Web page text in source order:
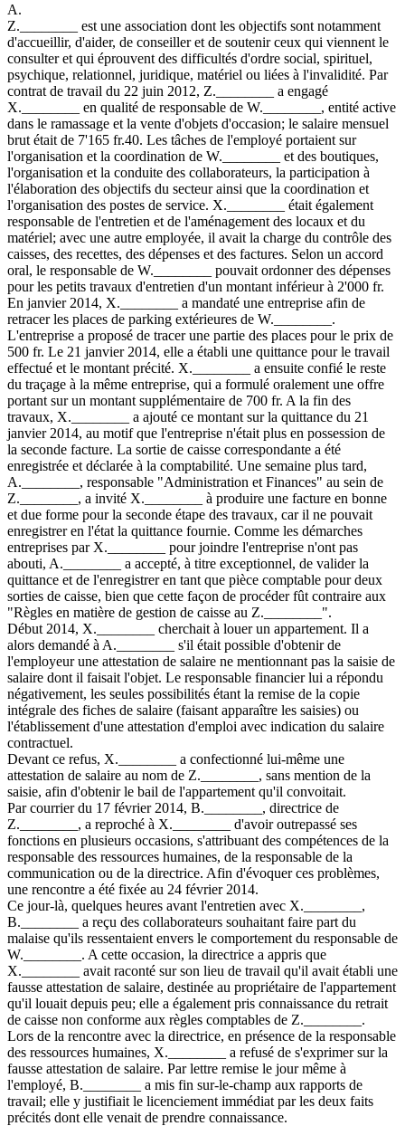
A.
Z.________ est une association dont les objectifs sont notamment
d'accueillir, d'aider, de conseiller et de soutenir ceux qui viennent le
consulter et qui éprouvent des difficultés d'ordre social, spirituel,
psychique, relationnel, juridique, matériel ou liées à l'invalidité. Par
contrat de travail du 22 juin 2012, Z.________ a engagé
X.________ en qualité de responsable de W.________, entité active
dans le ramassage et la vente d'objets d'occasion; le salaire mensuel
brut était de 7'165 fr.40. Les tâches de l'employé portaient sur
l'organisation et la coordination de W.________ et des boutiques,
l'organisation et la conduite des collaborateurs, la participation à
l'élaboration des objectifs du secteur ainsi que la coordination et
l'organisation des postes de service. X.________ était également
responsable de l'entretien et de l'aménagement des locaux et du
matériel; avec une autre employée, il avait la charge du contrôle des
caisses, des recettes, des dépenses et des factures. Selon un accord
oral, le responsable de W.________ pouvait ordonner des dépenses
pour les petits travaux d'entretien d'un montant inférieur à 2'000 fr.
En janvier 2014, X.________ a mandaté une entreprise afin de
retracer les places de parking extérieures de W.________.
L'entreprise a proposé de tracer une partie des places pour le prix de
500 fr. Le 21 janvier 2014, elle a établi une quittance pour le travail
effectué et le montant précité. X.________ a ensuite confié le reste
du traçage à la même entreprise, qui a formulé oralement une offre
portant sur un montant supplémentaire de 700 fr. A la fin des
travaux, X.________ a ajouté ce montant sur la quittance du 21
janvier 2014, au motif que l'entreprise n'était plus en possession de
la seconde facture. La sortie de caisse correspondante a été
enregistrée et déclarée à la comptabilité. Une semaine plus tard,
A.________, responsable "Administration et Finances" au sein de
Z.________, a invité X.________ à produire une facture en bonne
et due forme pour la seconde étape des travaux, car il ne pouvait
enregistrer en l'état la quittance fournie. Comme les démarches
entreprises par X.________ pour joindre l'entreprise n'ont pas
abouti, A.________ a accepté, à titre exceptionnel, de valider la
quittance et de l'enregistrer en tant que pièce comptable pour deux
sorties de caisse, bien que cette façon de procéder fût contraire aux
"Règles en matière de gestion de caisse au Z.________".
Début 2014, X.________ cherchait à louer un appartement. Il a
alors demandé à A.________ s'il était possible d'obtenir de
l'employeur une attestation de salaire ne mentionnant pas la saisie de
salaire dont il faisait l'objet. Le responsable financier lui a répondu
négativement, les seules possibilités étant la remise de la copie
intégrale des fiches de salaire (faisant apparaître les saisies) ou
l'établissement d'une attestation d'emploi avec indication du salaire
contractuel.
Devant ce refus, X.________ a confectionné lui-même une
attestation de salaire au nom de Z.________, sans mention de la
saisie, afin d'obtenir le bail de l'appartement qu'il convoitait.
Par courrier du 17 février 2014, B.________, directrice de
Z.________, a reproché à X.________ d'avoir outrepassé ses
fonctions en plusieurs occasions, s'attribuant des compétences de la
responsable des ressources humaines, de la responsable de la
communication ou de la directrice. Afin d'évoquer ces problèmes,
une rencontre a été fixée au 24 février 2014.
Ce jour-là, quelques heures avant l'entretien avec X.________,
B.________ a reçu des collaborateurs souhaitant faire part du
malaise qu'ils ressentaient envers le comportement du responsable de
W.________. A cette occasion, la directrice a appris que
X.________ avait raconté sur son lieu de travail qu'il avait établi une
fausse attestation de salaire, destinée au propriétaire de l'appartement
qu'il louait depuis peu; elle a également pris connaissance du retrait
de caisse non conforme aux règles comptables de Z.________.
Lors de la rencontre avec la directrice, en présence de la responsable
des ressources humaines, X.________ a refusé de s'exprimer sur la
fausse attestation de salaire. Par lettre remise le jour même à
l'employé, B.________ a mis fin sur-le-champ aux rapports de
travail; elle y justifiait le licenciement immédiat par les deux faits
précités dont elle venait de prendre connaissance.